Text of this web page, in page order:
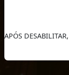
APÓS